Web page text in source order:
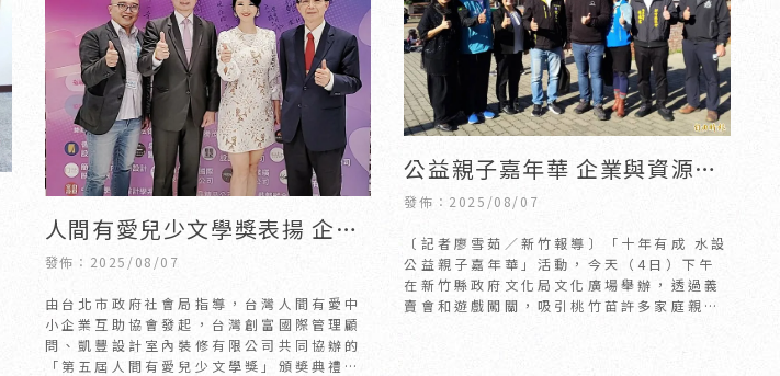
人間有愛兒少文學獎表揚 企業
暖心相挺｜新竹室內裝潢推薦
｜竹北室內裝潢推薦
發佈：2025/08/07
由台北市政府社會局指導，台灣人間有愛中
小企業互助協會發起，台灣創富國際管理顧
問、凱豐設計室內裝修有限公司共同協辦的
「第五屆人間有愛兒少文學獎」頒奬典禮於
公益親子嘉年華 企業與資源媒
合互聯協會攜手捐助社福團體
｜新竹新成屋裝修｜竹北新成
屋裝修
發佈：2025/08/07
〔記者廖雪茹／新竹報導〕「十年有成 水設
公益親子嘉年華」活動，今天（4日）下午
在新竹縣政府文化局文化廣場舉辦，透過義
賣會和遊戲闖關，吸引桃竹苗許多家庭親子